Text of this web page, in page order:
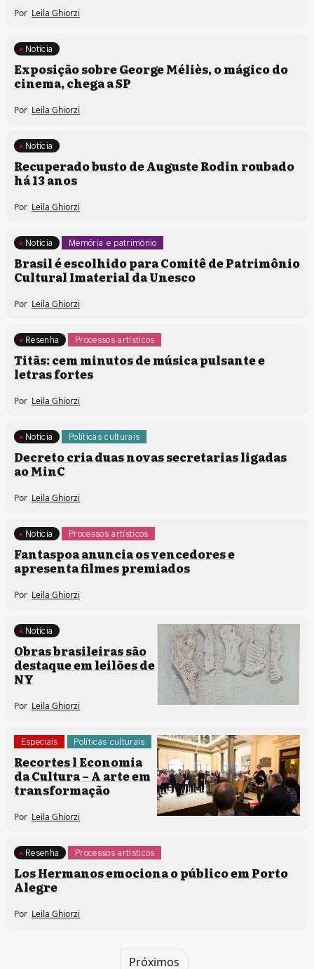
Por Leila Ghiorzi
Notícia
Exposição sobre George Méliès, o mágico do
cinema, chega a SP
Por Leila Ghiorzi
Notícia
Recuperado busto de Auguste Rodin roubado
há 13 anos
Por Leila Ghiorzi
Memória e patrimônio
Notícia
Brasil é escolhido para Comitê de Patrimônio
Cultural Imaterial da Unesco
Por Leila Ghiorzi
Processos artísticos
Resenha
Titãs: cem minutos de música pulsante e
letras fortes
Por Leila Ghiorzi
Notícia Políticas culturais
Decreto cria duas novas secretarias ligadas
ao MinC
Por Leila Ghiorzi
Notícia Processos artísticos
Fantaspoa anuncia os vencedores e
apresenta filmes premiados
Por Leila Ghiorzi
Notícia
Obras brasileiras são
destaque em leilões de
NY
Por Leila Ghiorzi
Especiais Políticas culturais
Recortes l Economia
da Cultura – A arte em
transformação
Por Leila Ghiorzi
Processos artísticos
Resenha
Los Hermanos emociona o público em Porto
Alegre
Por Leila Ghiorzi
Próximos